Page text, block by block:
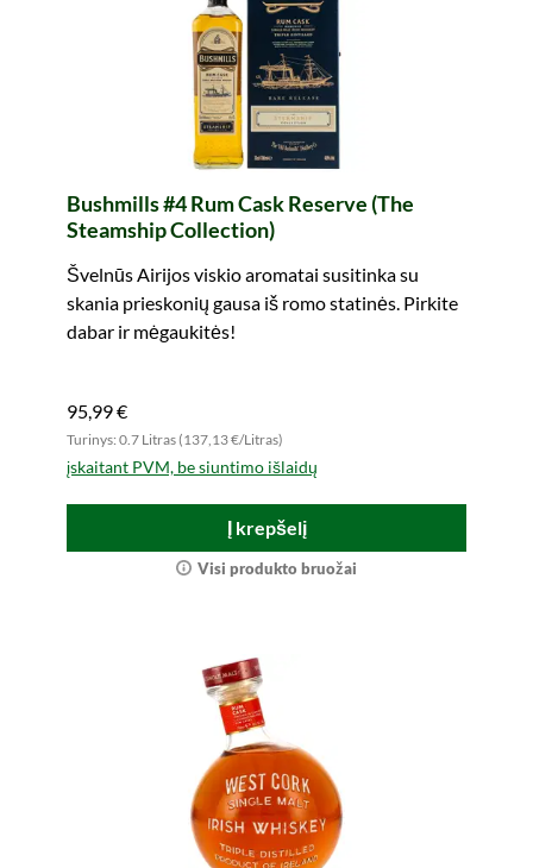
Bushmills #4 Rum Cask Reserve (The
Steamship Collection)
Švelnūs Airijos viskio aromatai susitinka su
skania prieskonių gausa iš romo statinės. Pirkite
dabar ir mėgaukitės!
95,99 €
Turinys: 0.7 Litras (137,13 €/Litras)
įskaitant PVM, be siuntimo išlaidų
Į krepšelį
Visi produkto bruožai